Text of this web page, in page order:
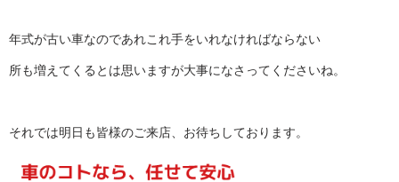
年式が古い車なのであれこれ手をいれなければならない
所も増えてくるとは思いますが大事になさってくださいね。
それでは明日も皆様のご来店、お待ちしております。